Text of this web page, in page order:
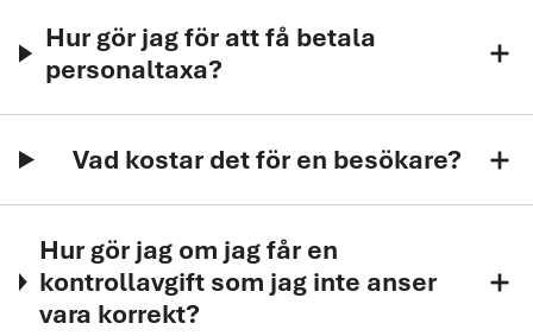
Hur gör jag för att få betala
personaltaxa?
add
Vad kostar det för en besökare? add
Hur gör jag om jag får en
kontrollavgift som jag inte anser
vara korrekt?
add